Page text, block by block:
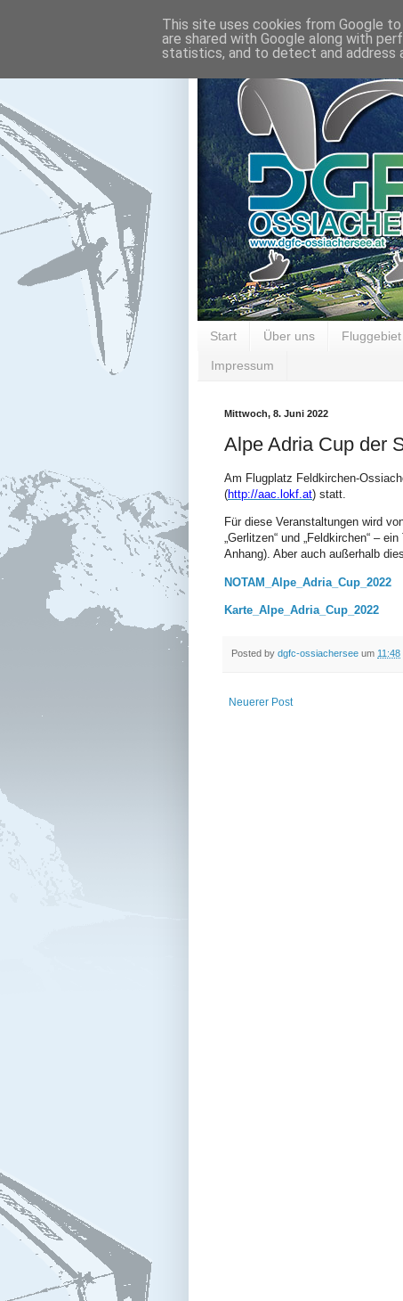
Start Über uns Fluggebiet
Impressum
Mittwoch, 8. Juni 2022
Alpe Adria Cup der
Am Flugplatz Feldkirchen-
(http://aac.lokf.at) statt.
Für diese Veranstaltungen wird
„Gerlitzen“ und „Feldkirchen“ –
Anhang). Aber auch außerhalb
NOTAM_Alpe_Adria_Cup_2022
Karte_Alpe_Adria_Cup_2022
Posted by dgfc-ossiachersee um 11:48
Neuerer Post
This site uses cookies from Google
are shared with Google along with
statistics, and to detect and address